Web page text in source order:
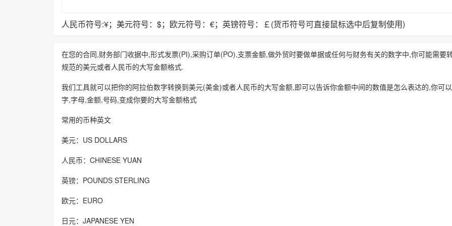
人民币符号:¥；美元符号：$；欧元符号：€；英镑符号：￡(货币符号可直接鼠标选中后复制使用)
在您的合同,财务部门收据中,形式发票(PI),采购订单(PO),支票金额,做外贸时要做单据或任何与财务有关的数字中,你可能需要
规范的美元或者人民币的大写金额格式.
我们工具就可以把你的阿拉伯数字转换到美元(美金)或者人民币的大写金额,即可以告诉你金额中间的数值是怎么表达的,你可
字,字母,金额,号码,变成你要的大写金额格式
常用的币种英文
美元：US DOLLARS
人民币：CHINESE YUAN
英镑：POUNDS STERLING
欧元：EURO
日元：JAPANESE YEN